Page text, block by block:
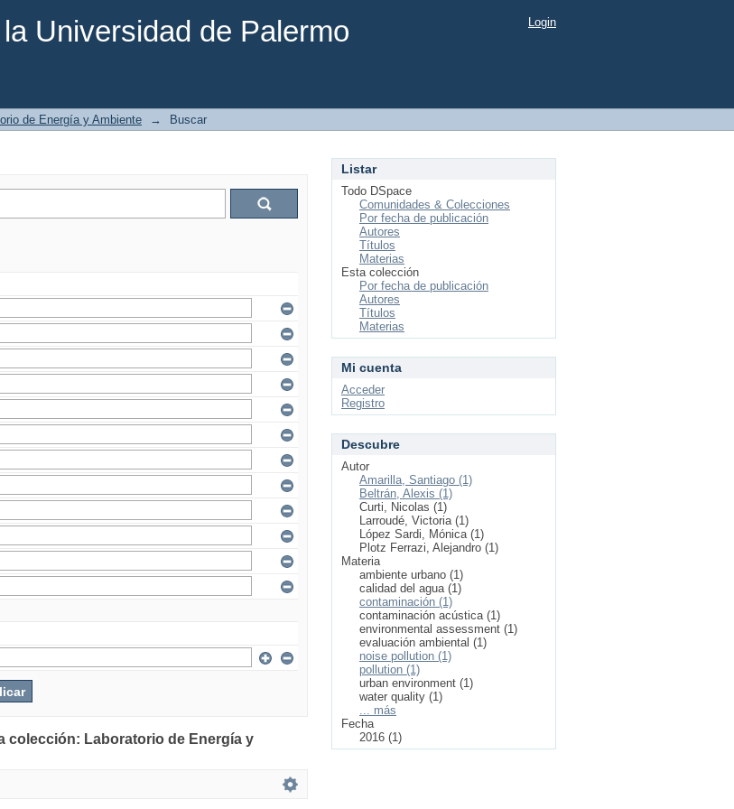
Universidad de Palermo Login
de Energía y Ambiente → Buscar
colección: Laboratorio de Energía y
Listar
Todo DSpace
Comunidades & Colecciones
Por fecha de publicación
Autores
Títulos
Materias
Esta colección
Por fecha de publicación
Autores
Títulos
Materias
Mi cuenta
Acceder
Registro
Descubre
Autor
Amarilla, Santiago (1)
Beltrán, Alexis (1)
Curti, Nicolas (1)
Larroudé, Victoria (1)
López Sardi, Mónica (1)
Plotz Ferrazi, Alejandro (1)
Materia
ambiente urbano (1)
calidad del agua (1)
contaminación (1)
contaminación acústica (1)
environmental assessment (1)
evaluación ambiental (1)
noise pollution (1)
pollution (1)
urban environment (1)
water quality (1)
... más
Fecha
2016 (1)